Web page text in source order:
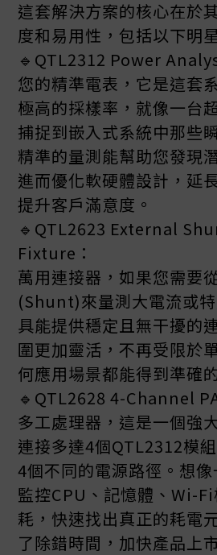
這套解決方案的核心在於
度和易用性，包括以下明
🔹QTL2312 Power
您的精準電表，它是這套
極高的採樣率，就像一台
捕捉到嵌入式系統中那些
精準的量測能幫助您發現
進而優化軟硬體設計，延
提升客戶滿意度。
🔹QTL2623 External
Fixture：
萬用連接器，如果您需要
(Shunt)來量測大電流或
具能提供穩定且無干擾的
圍更加靈活，不再受限於
何應用場景都能得到準確
🔹QTL2628 4-Channel
多工處理器，這是一個強
連接多達4個QTL2312模
4個不同的電源路徑。想
監控CPU、記憶體、Wi-
耗，快速找出真正的耗電
了除錯時間，加快產品上